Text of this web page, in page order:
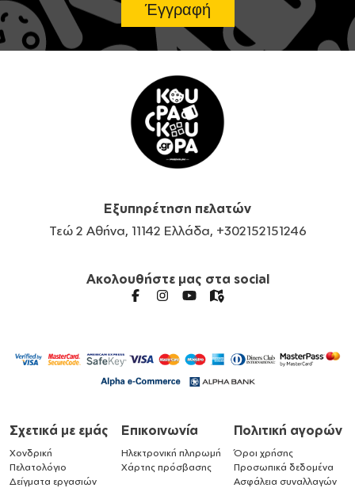
Εξυπηρέτηση πελατών
Τεώ 2 Αθήνα, 11142 Ελλάδα, +302152151246
Ακολουθήστε μας στα social
Σχετικά με εμάς
Χονδρική
Πελατολόγιο
Δείγματα εργασιών
Επικοινωνία
Ηλεκτρονική πληρωμή
Χάρτης πρόσβασης
Πολιτική αγορών
Όροι χρήσης
Προσωπικά δεδομένα
Ασφάλεια συναλλαγών